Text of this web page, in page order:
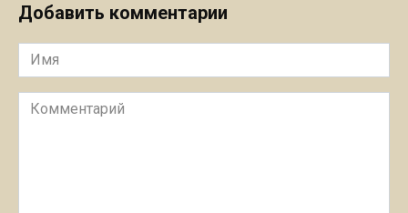
Добавить комментарии
Имя
Комментарий